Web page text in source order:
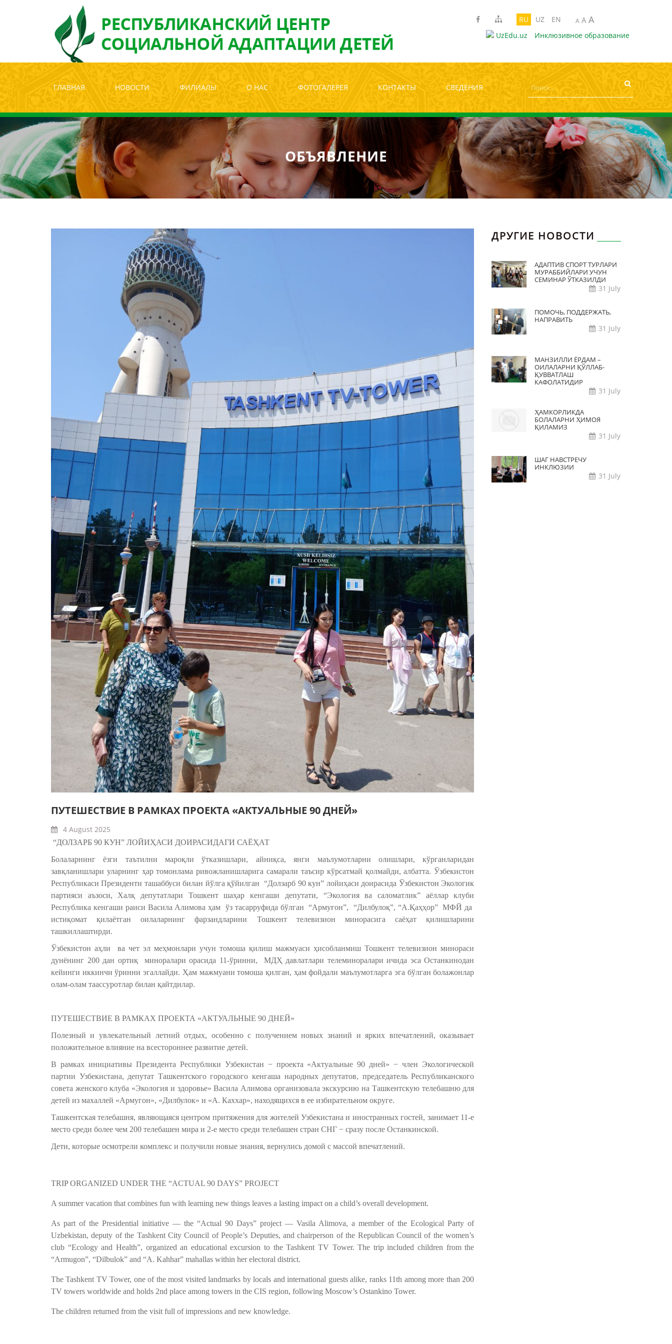
RU UZ EN A A A
UzEdu.uz Инклюзивное образование
ГЛАВНАЯ НОВОСТИ ФИЛИАЛЫ О НАС ФОТОГАЛЕРЕЯ КОНТАКТЫ СВЕДЕНИЯ
ОБЪЯВЛЕНИЕ
ПУТЕШЕСТВИЕ В РАМКАХ ПРОЕКТА «АКТУАЛЬНЫЕ 90 ДНЕЙ»
4 August 2025
“ДОЛЗАРБ 90 КУН” ЛОЙИҲАСИ ДОИРАСИДАГИ САЁҲАТ
Болаларнинг ёзги таътилни мароқли ўтказишлари, айниқса, янги маълумотларни олишлари, кўрганларидан
завқланишлари уларнинг ҳар томонлама ривожланишларига самарали таъсир кўрсатмай қолмайди, албатта. Ўзбекистон
Республикаси Президенти ташаббуси билан йўлга қўйилган
“Долзарб 90 кун” лойиҳаси доирасида Ўзбекистон Экологик
партияси аъзоси, Халқ депутатлари Тошкент шаҳар кенгаши депутати, “Экология ва саломатлик” аёллар клуби
Республика кенгаши раиси Васила Алимова ҳам ўз тасарруфида бўлган “Армуғон”, “Дилбулоқ”, “А.Қаҳҳор” МФЙ да
истиқомат қилаётган оилаларнинг фарзандларини Тошкент телевизион минорасига саёҳат қилишларини
ташкиллаштирди.
Ўзбекистон аҳли ва чет эл меҳмонлари учун томоша қилиш мажмуаси ҳисобланмиш Тошкент телевизион минораси
дунёнинг 200 дан ортиқ миноралари орасида 11-ўринни, МДҲ давлатлари телеминоралари ичида эса Останкинодан
кейинги иккинчи ўринни эгаллайди. Ҳам мажмуани томоша қилган, ҳам фойдали маълумотларга эга бўлган болажонлар
олам-олам таассуротлар билан қайтдилар.
ПУТЕШЕСТВИЕ В РАМКАХ ПРОЕКТА «АКТУАЛЬНЫЕ 90 ДНЕЙ»
Полезный и увлекательный летний отдых, особенно с получением новых знаний и ярких впечатлений, оказывает
положительное влияние на всестороннее развитие детей.
В рамках инициативы Президента Республики Узбекистан − проекта «Актуальные 90 дней» − член Экологической
партии Узбекистана, депутат Ташкентского городского кенгаша народных депутатов, председатель Республиканского
совета женского клуба «Экология и здоровье» Васила Алимова организовала экскурсию на Ташкентскую телебашню для
детей из махаллей «Армугон», «Дилбулок» и «А. Каххар», находящихся в ее избирательном округе.
Ташкентская телебашня, являющаяся центром притяжения для жителей Узбекистана и иностранных гостей, занимает 11-е
место среди более чем 200 телебашен мира и 2-е место среди телебашен стран СНГ − сразу после Останкинской.
Дети, которые осмотрели комплекс и получили новые знания, вернулись домой с массой впечатлений.
TRIP ORGANIZED UNDER THE “ACTUAL 90 DAYS” PROJECT
A summer vacation that combines fun with learning new things leaves a lasting impact on a child’s overall development.
As part of the Presidential initiative — the “Actual 90 Days” project — Vasila Alimova, a member of the Ecological Party of
Uzbekistan, deputy of the Tashkent City Council of People’s Deputies, and chairperson of the Republican Council of the women’s
club “Ecology and Health”, organized an educational excursion to the Tashkent TV Tower. The trip included children from the
“Armugon”, “Dilbulok” and “A. Kahhar” mahallas within her electoral district.
The Tashkent TV Tower, one of the most visited landmarks by locals and international guests alike, ranks 11th among more than 200
TV towers worldwide and holds 2nd place among towers in the CIS region, following Moscow’s Ostankino Tower.
The children returned from the visit full of impressions and new knowledge.
ДРУГИЕ НОВОСТИ
АДАПТИВ СПОРТ ТУРЛАРИ
МУРАББИЙЛАРИ УЧУН
СЕМИНАР ЎТКАЗИЛДИ
31 July
ПОМОЧЬ, ПОДДЕРЖАТЬ,
НАПРАВИТЬ
31 July
МАНЗИЛЛИ ЁРДАМ –
ОИЛАЛАРНИ ҚЎЛЛАБ-
ҚУВВАТЛАШ
КАФОЛАТИДИР
31 July
ҲАМКОРЛИКДА
БОЛАЛАРНИ ҲИМОЯ
ҚИЛАМИЗ
31 July
ШАГ НАВСТРЕЧУ
ИНКЛЮЗИИ
31 July